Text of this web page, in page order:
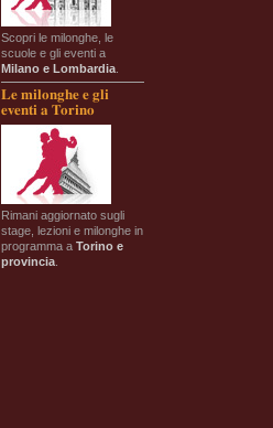
Scopri le milonghe, le
scuole e gli eventi a
Milano e Lombardia
Le milonghe e gli
eventi a Torino
Rimani aggiornato sugli
stage, lezioni e milonghe in
programma a Torino e
provincia